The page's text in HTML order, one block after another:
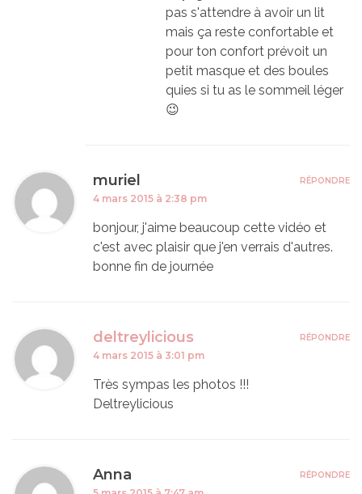
pas s'attendre à avoir un lit
mais ça reste confortable et
pour ton confort prévoit un
petit masque et des boules
quies si tu as le sommeil léger
😉
muriel
4 mars 2015 à 2:38 pm
bonjour, j'aime beaucoup cette vidéo et
c'est avec plaisir que j'en verrais d'autres.
bonne fin de journée
RÉPONDRE
deltreylicious
4 mars 2015 à 3:01 pm
Très sympas les photos !!!
Deltreylicious
RÉPONDRE
Anna RÉPONDRE